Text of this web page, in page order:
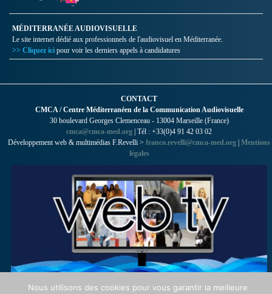
MÉDITERRANÉE AUDIOVISUELLE
Le site internet dédié aux professionnels de l'audiovisuel en Méditerranée.
>> Cliquez ici pour voir les derniers appels à candidatures
CONTACT
CMCA / Centre Méditerranéen de la Communication Audiovisuelle
30 boulevard Georges Clemenceau - 13004 Marseille (France)
cmca@cmca-med.org | Tél : +33(0)4 91 42 03 02
Développement web & multimédias F.Revelli > franco.revelli@cmca-med.org Mentions
légales
Nous utilisons des cookies pour vous garantir la meilleure